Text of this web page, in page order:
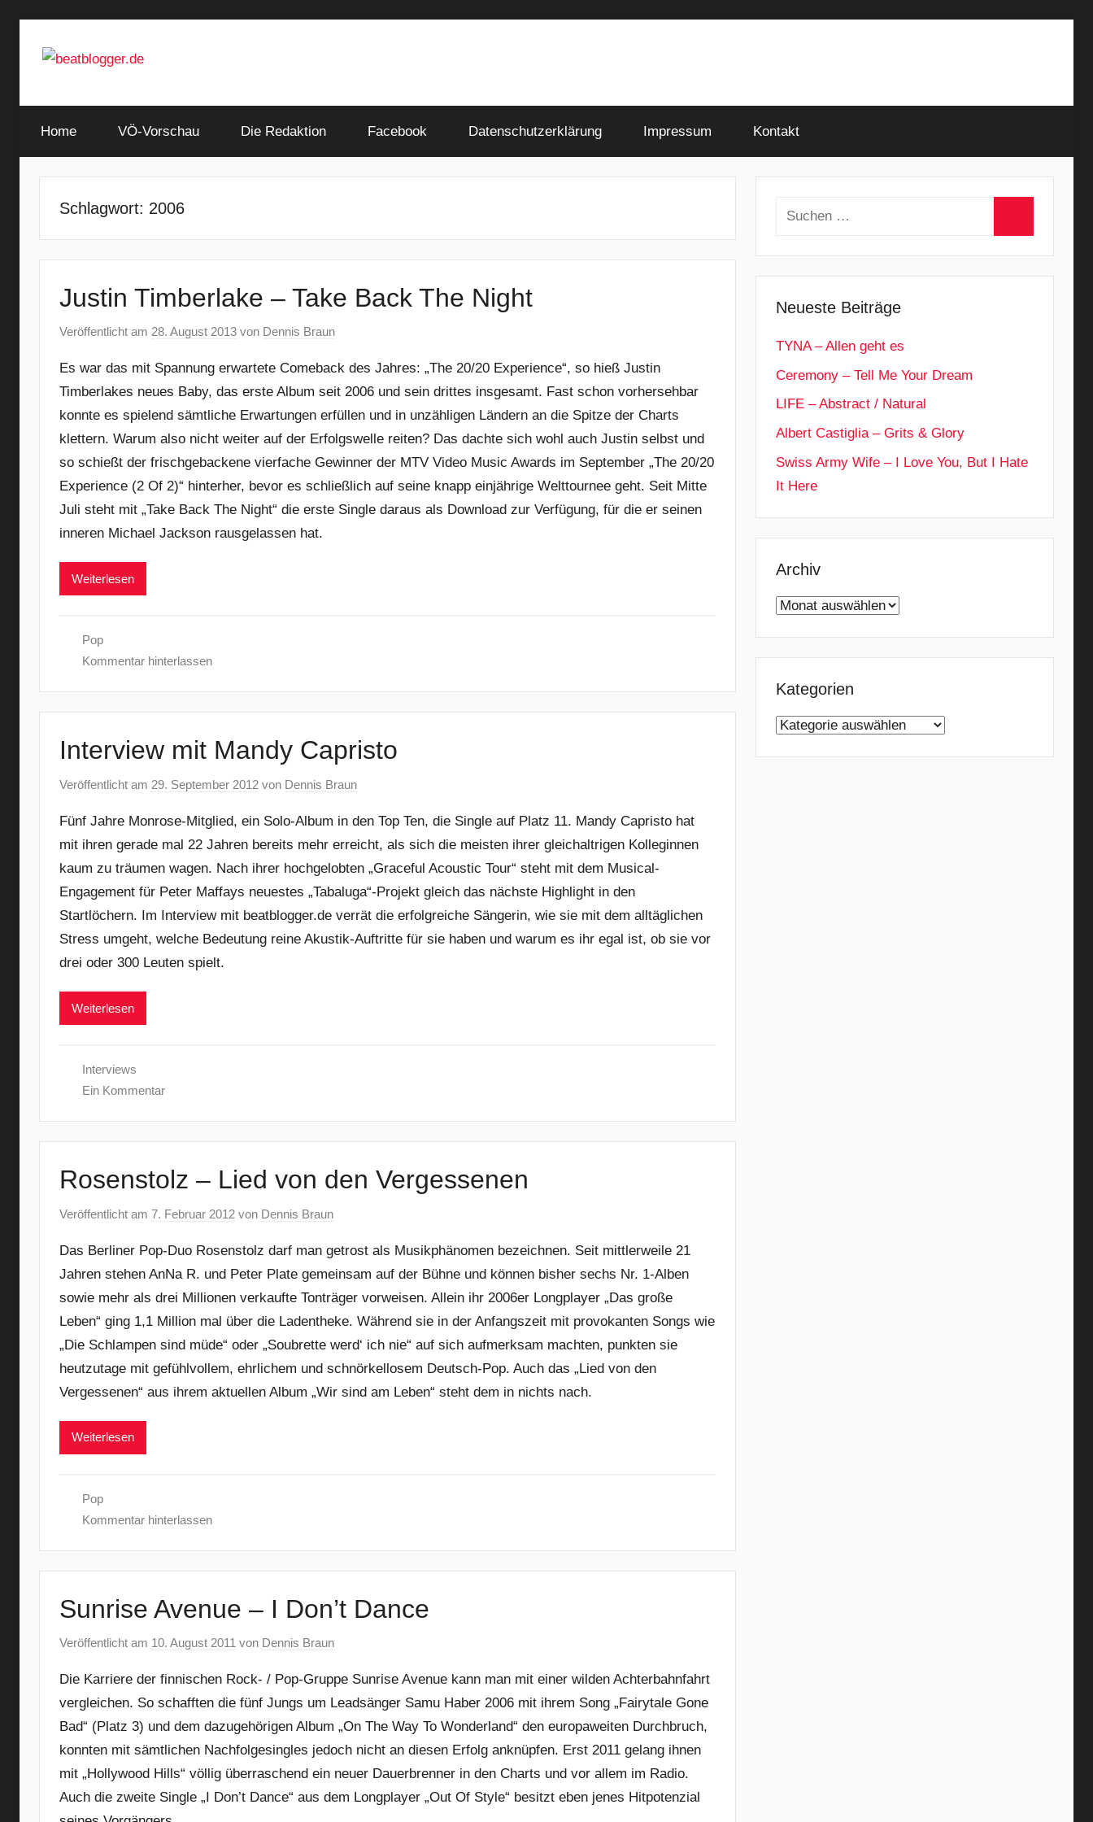
Inhalt
beatblogger.de
and
the
Home VÖ-Vorschau Die Redaktion Facebook Datenschutzerklärung Impressum Kontakt
Schlagwort: 2006
Justin Timberlake – Take Back The Night
Veröffentlicht am 28. August 2013 von Dennis Braun
Es war das mit Spannung erwartete Comeback des Jahres: „The 20/20 Experience“, so hieß Justin
Timberlakes neues Baby, das erste Album seit 2006 und sein drittes insgesamt. Fast schon vorhersehbar
konnte es spielend sämtliche Erwartungen erfüllen und in unzähligen Ländern an die Spitze der Charts
klettern. Warum also nicht weiter auf der Erfolgswelle reiten? Das dachte sich wohl auch Justin selbst und
so schießt der frischgebackene vierfache Gewinner der MTV Video Music Awards im September „The 20/20
Experience (2 Of 2)“ hinterher, bevor es schließlich auf seine knapp einjährige Welttournee geht. Seit Mitte
Juli steht mit „Take Back The Night“ die erste Single daraus als Download zur Verfügung, für die er seinen
inneren Michael Jackson rausgelassen hat.
Weiterlesen
Pop
Kommentar hinterlassen
Interview mit Mandy Capristo
Veröffentlicht am 29. September 2012 von Dennis Braun
Fünf Jahre Monrose-Mitglied, ein Solo-Album in den Top Ten, die Single auf Platz 11. Mandy Capristo hat
mit ihren gerade mal 22 Jahren bereits mehr erreicht, als sich die meisten ihrer gleichaltrigen Kolleginnen
kaum zu träumen wagen. Nach ihrer hochgelobten „Graceful Acoustic Tour“ steht mit dem Musical-
Engagement für Peter Maffays neuestes „Tabaluga“-Projekt gleich das nächste Highlight in den
Startlöchern. Im Interview mit beatblogger.de verrät die erfolgreiche Sängerin, wie sie mit dem alltäglichen
Stress umgeht, welche Bedeutung reine Akustik-Auftritte für sie haben und warum es ihr egal ist, ob sie vor
drei oder 300 Leuten spielt.
Weiterlesen
Interviews
Ein Kommentar
Rosenstolz – Lied von den Vergessenen
Veröffentlicht am 7. Februar 2012 von Dennis Braun
Das Berliner Pop-Duo Rosenstolz darf man getrost als Musikphänomen bezeichnen. Seit mittlerweile 21
Jahren stehen AnNa R. und Peter Plate gemeinsam auf der Bühne und können bisher sechs Nr. 1-Alben
sowie mehr als drei Millionen verkaufte Tonträger vorweisen. Allein ihr 2006er Longplayer „Das große
Leben“ ging 1,1 Million mal über die Ladentheke. Während sie in der Anfangszeit mit provokanten Songs wie
„Die Schlampen sind müde“ oder „Soubrette werd‘ ich nie“ auf sich aufmerksam machten, punkten sie
heutzutage mit gefühlvollem, ehrlichem und schnörkellosem Deutsch-Pop. Auch das „Lied von den
Vergessenen“ aus ihrem aktuellen Album „Wir sind am Leben“ steht dem in nichts nach.
Weiterlesen
Pop
Kommentar hinterlassen
Sunrise Avenue – I Don’t Dance
Veröffentlicht am 10. August 2011 von Dennis Braun
Die Karriere der finnischen Rock- / Pop-Gruppe Sunrise Avenue kann man mit einer wilden Achterbahnfahrt
vergleichen. So schafften die fünf Jungs um Leadsänger Samu Haber 2006 mit ihrem Song „Fairytale Gone
Bad“ (Platz 3) und dem dazugehörigen Album „On The Way To Wonderland“ den europaweiten Durchbruch,
konnten mit sämtlichen Nachfolgesingles jedoch nicht an diesen Erfolg anknüpfen. Erst 2011 gelang ihnen
mit „Hollywood Hills“ völlig überraschend ein neuer Dauerbrenner in den Charts und vor allem im Radio.
Auch die zweite Single „I Don’t Dance“ aus dem Longplayer „Out Of Style“ besitzt eben jenes Hitpotenzial
Suchen
Neueste Beiträge
TYNA – Allen geht es
Ceremony – Tell Me Your Dream
LIFE – Abstract / Natural
Albert Castiglia – Grits & Glory
Swiss Army Wife – I Love You, But I Hate
It Here
Archiv
Archiv
Kategorien
Kategorien